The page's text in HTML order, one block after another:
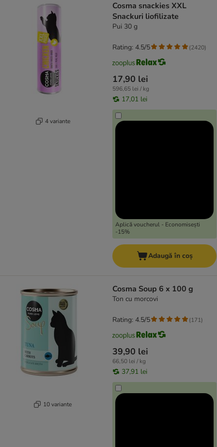
4 variante
Cosma snackies XXL
Snackuri liofilizate
Pui 30 g
17,90 lei
596,65 lei / kg
17,01 lei
Aplică voucherul - Economisești
-15%
Rating: 4.5/5 (2420)
Adaugă în coș
10 variante
Cosma Soup 6 x 100 g
Ton cu morcovi
39,90 lei
66,50 lei / kg
37,91 lei
Rating: 4.5/5 (171)